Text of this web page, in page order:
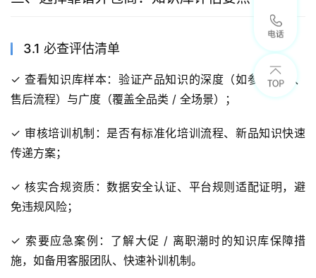
3.1 必查评估清单
✓ 查看知识库样本：验证产品知识的深度（如参数细节、
售后流程）与广度（覆盖全品类 / 全场景）；
✓ 审核培训机制：是否有标准化培训流程、新品知识快速
传递方案；
✓ 核实合规资质：数据安全认证、平台规则适配证明，避
免违规风险；
✓ 索要应急案例：了解大促 / 离职潮时的知识库保障措
施，如备用客服团队、快速补训机制。